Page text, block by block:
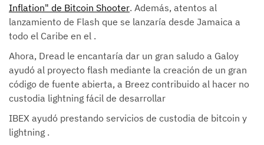
Inflation" de Bitcoin Shooter. Además, atentos al
lanzamiento de Flash que se lanzaría desde Jamaica a
todo el Caribe en el .
Ahora, Dread le encantaría dar un gran saludo a Galoy
ayudó al proyecto flash mediante la creación de un gran
código de fuente abierta, a Breez contribuido al hacer no
custodia lightning fácil de desarrollar
IBEX ayudó prestando servicios de custodia de bitcoin y
lightning .